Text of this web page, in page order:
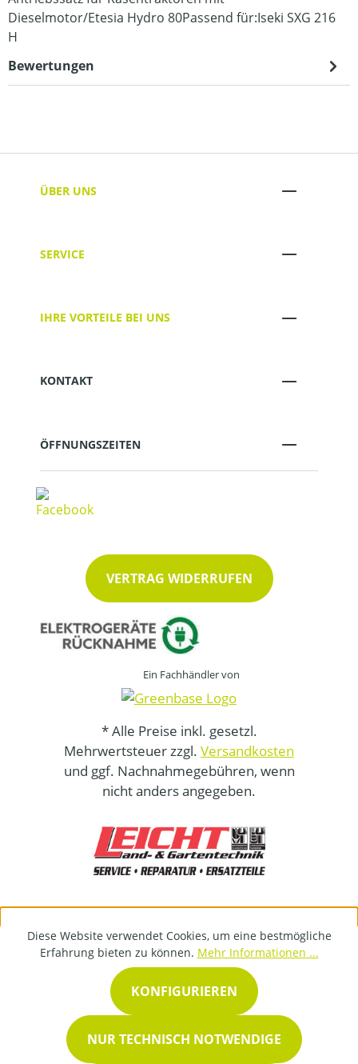
Dieselmotor/Etesia Hydro 80Passend für:Iseki SXG 216
H
Bewertungen
ÜBER UNS
SERVICE
IHRE VORTEILE BEI UNS
KONTAKT
ÖFFNUNGSZEITEN
VERTRAG WIDERRUFEN
Ein Fachhändler von
* Alle Preise inkl. gesetzl.
Mehrwertsteuer zzgl. Versandkosten
und ggf. Nachnahmegebühren, wenn
nicht anders angegeben.
Diese Website verwendet Cookies, um eine bestmögliche
Erfahrung bieten zu können. Mehr Informationen ...
NUR TECHNISCH NOTWENDIGE
KONFIGURIEREN